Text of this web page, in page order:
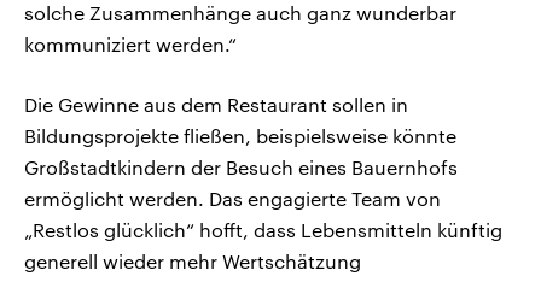
solche Zusammenhänge auch ganz wunderbar
kommuniziert werden.“
Die Gewinne aus dem Restaurant sollen in
Bildungsprojekte fließen, beispielsweise könnte
Großstadtkindern der Besuch eines Bauernhofs
ermöglicht werden. Das engagierte Team von
„Restlos glücklich“ hofft, dass Lebensmitteln künftig
generell wieder mehr Wertschätzung